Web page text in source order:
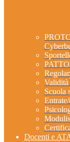
Validità
Scuola
Docenti e